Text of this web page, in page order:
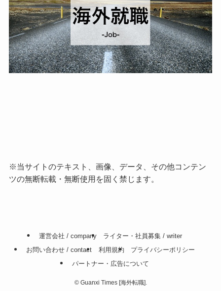
※当サイトのテキスト、画像、データ、その他コンテン
ツの無断転載・無断使用を固く禁じます。
運営会社 / company
ライター・社員募集 / writer
お問い合わせ / contact
利用規約
プライバシーポリシー
パートナー・広告について
©Guanxi Times [海外転職].